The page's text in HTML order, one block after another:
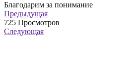
Благодарим за понимание
Предыдущая
725 Просмотров
Следующая